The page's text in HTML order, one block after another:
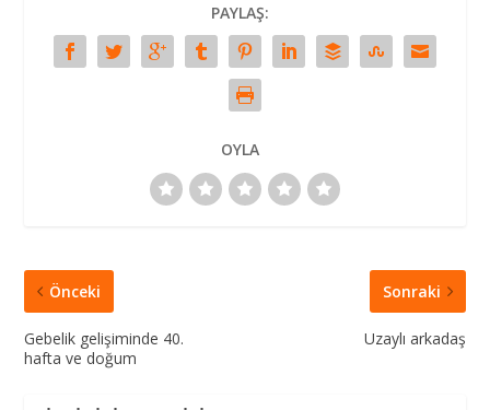
PAYLAŞ:
OYLA
Önceki
Gebelik gelişiminde 40.
hafta ve doğum
Sonraki
Uzaylı arkadaş